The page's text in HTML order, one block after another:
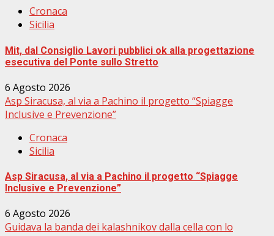
Cronaca
Sicilia
Mit, dal Consiglio Lavori pubblici ok alla progettazione
esecutiva del Ponte sullo Stretto
6 Agosto 2026
Asp Siracusa, al via a Pachino il progetto “Spiagge
Inclusive e Prevenzione”
Cronaca
Sicilia
Asp Siracusa, al via a Pachino il progetto “Spiagge
Inclusive e Prevenzione”
6 Agosto 2026
Guidava la banda dei kalashnikov dalla cella con lo